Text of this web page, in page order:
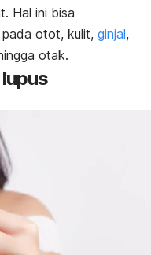
Hal ini bisa
otot, kulit, ginjal,
otak.